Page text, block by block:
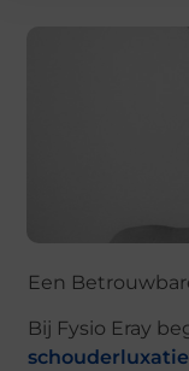
Een
Bij Fysio Eray
schouderluxatie